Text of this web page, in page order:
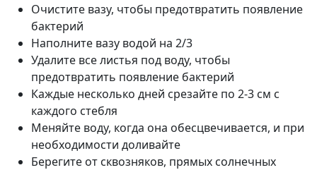
Очистите вазу, чтобы предотвратить появление
бактерий
Наполните вазу водой на 2/3
Удалите все листья под воду, чтобы
предотвратить появление бактерий
Каждые несколько дней срезайте по 2-3 см с
каждого стебля
Меняйте воду, когда она обесцвечивается, и при
необходимости доливайте
Берегите от сквозняков, прямых солнечных